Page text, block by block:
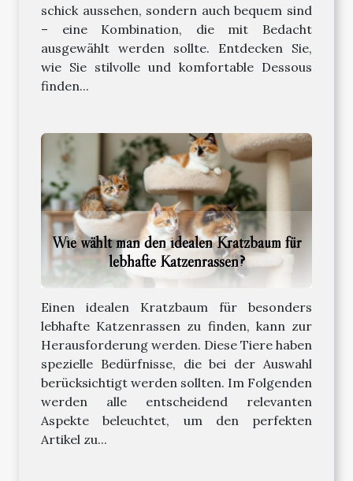
schick aussehen, sondern auch bequem sind
– eine Kombination, die mit Bedacht
ausgewählt werden sollte. Entdecken Sie,
wie Sie stilvolle und komfortable Dessous
finden...
Wie wählt man den idealen Kratzbaum für
lebhafte Katzenrassen?
Einen idealen Kratzbaum für besonders
lebhafte Katzenrassen zu finden, kann zur
Herausforderung werden. Diese Tiere haben
spezielle Bedürfnisse, die bei der Auswahl
berücksichtigt werden sollten. Im Folgenden
werden alle entscheidend relevanten
Aspekte beleuchtet, um den perfekten
Artikel zu...